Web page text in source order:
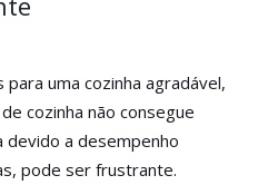
uma cozinha agradável,
cozinha não consegue
devido a desempenho
pode ser frustrante.